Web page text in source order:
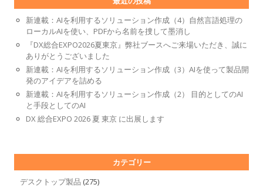
新連載：AIを利用するソリューション作成（4）自然言語処理の
ローカルAIを使い、PDFから名前を捜して墨消し
『DX総合EXPO2026夏東京』弊社ブースへご来場いただき、誠に
ありがとうございました
新連載：AIを利用するソリューション作成（3）AIを使って製品開
発のアイデアを詰める
新連載：AIを利用するソリューション作成（2） 目的としてのAI
と手段としてのAI
DX 総合EXPO 2026 夏 東京 に出展します
カテゴリー
デスクトップ製品 (275)